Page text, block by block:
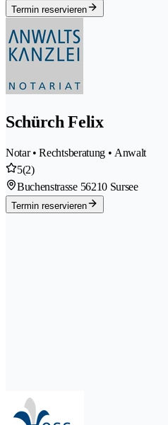
Termin reservieren
Schürch Felix
Notar • Rechtsberatung • Anwalt
5(2)
Buchenstrasse 56210 Sursee
Termin reservieren